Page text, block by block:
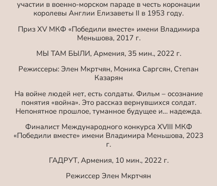
участии в военно-морском параде в честь коронации
королевы Англии Елизаветы II в 1953 году.
Приз XV МКФ «Победили вместе» имени Владимира
Меньшова, 2017 г.
МЫ ТАМ БЫЛИ, Армения, 35 мин., 2022 г.
Режиссеры: Элен Мкртчян, Моника Саргсян, Степан
Казарян
На войне людей нет, есть солдаты. Фильм – осознание
понятия «война». Это рассказ вернувшихся солдат.
Непонятное прошлое, туманное будущее и… надежда.
Финалист Международного конкурса XVIII МКФ
«Победили вместе» имени Владимира Меньшова, 2023
г.
ГАДРУТ, Армения, 10 мин., 2022 г.
Режиссер Элен Мкртчян